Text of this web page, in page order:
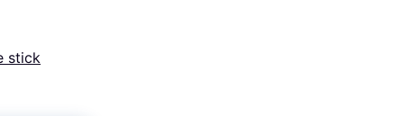
stick